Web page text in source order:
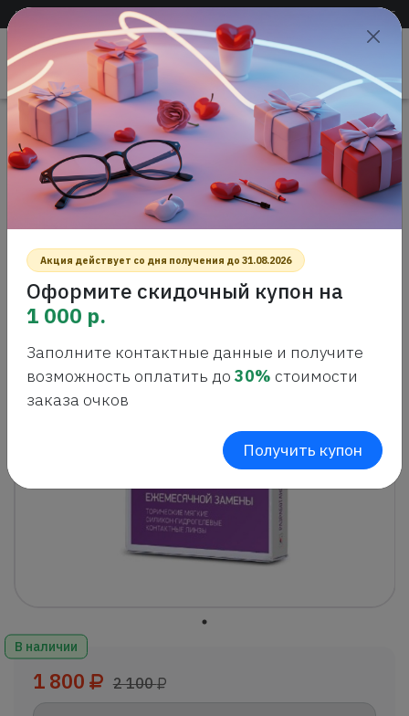
Доставка по всей России +7 (383) 288-54-55
САЛОН ОПТИКИ
Проверить
зрение
Главная Интернет-магазин оптики
Контактные линзы
Adria O2O2 Toric, 2шт
ADRIA O2O2 TORIC, 2ШТ
В наличии
1 800 2 100
Акция действует со дня получения до 31.08.2026
Оформите скидочный купон на
1 000 р.
Заполните контактные данные и получите
возможность оплатить до 30% стоимости
заказа очков
Получить купон